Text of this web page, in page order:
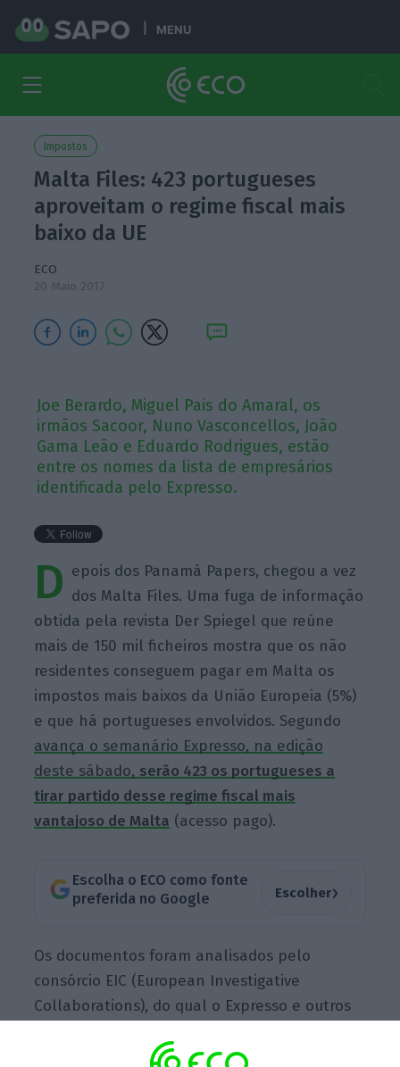
MENU
Impostos
Malta Files: 423 portugueses
aproveitam o regime fiscal mais
baixo da UE
ECO
20 Maio 2017
Joe Berardo, Miguel Pais do Amaral, os
irmãos Sacoor, Nuno Vasconcellos, João
Gama Leão e Eduardo Rodrigues, estão
entre os nomes da lista de empresários
identificada pelo Expresso.
D epois dos Panamá Papers, chegou a vez
dos Malta Files. Uma fuga de informação
obtida pela revista Der Spiegel que reúne
mais de 150 mil ficheiros mostra que os não
residentes conseguem pagar em Malta os
impostos mais baixos da União Europeia (5%)
e que há portugueses envolvidos. Segundo
avança o semanário Expresso, na edição
deste sábado, serão 423 os portugueses a
tirar partido desse regime fiscal mais
vantajoso de Malta (acesso pago).
Escolha o ECO como fonte
preferida no Google
Escolher›
Os documentos foram analisados pelo
consórcio EIC (European Investigative
Collaborations), do qual o Expresso e outros
Malta Files nascem dos milhares de ficheiros